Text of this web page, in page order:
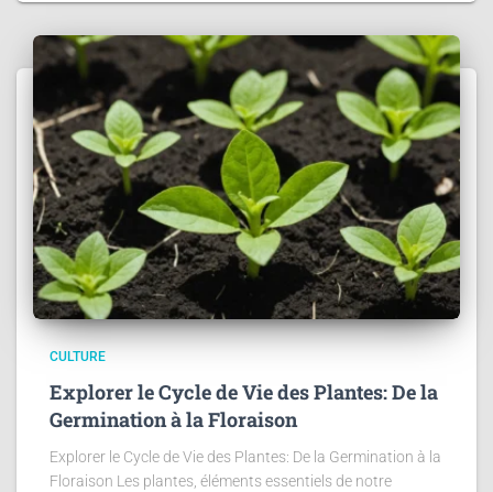
CULTURE
Explorer le Cycle de Vie des Plantes: De la
Germination à la Floraison
Explorer le Cycle de Vie des Plantes: De la Germination à la
Floraison Les plantes, éléments essentiels de notre